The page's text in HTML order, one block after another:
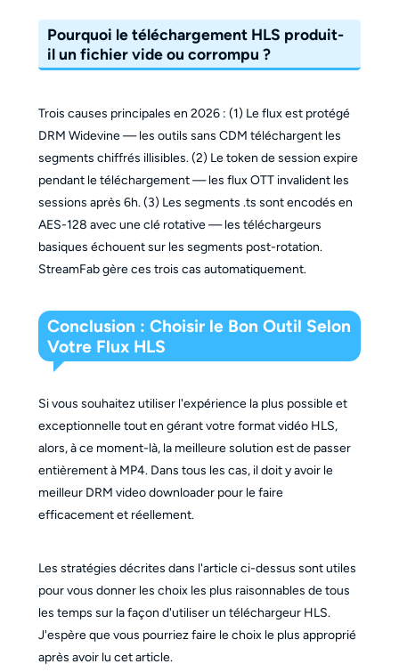
Pourquoi le téléchargement HLS produit-
il un fichier vide ou corrompu ?
Trois causes principales en 2026 : (1) Le flux est protégé
DRM Widevine — les outils sans CDM téléchargent les
segments chiffrés illisibles. (2) Le token de session expire
pendant le téléchargement — les flux OTT invalident les
sessions après 6h. (3) Les segments .ts sont encodés en
AES-128 avec une clé rotative — les téléchargeurs
basiques échouent sur les segments post-rotation.
StreamFab gère ces trois cas automatiquement.
Conclusion : Choisir le Bon Outil Selon
Votre Flux HLS
Si vous souhaitez utiliser l'expérience la plus possible et
exceptionnelle tout en gérant votre format vidéo HLS,
alors, à ce moment-là, la meilleure solution est de passer
entièrement à MP4. Dans tous les cas, il doit y avoir le
meilleur DRM video downloader pour le faire
efficacement et réellement.
Les stratégies décrites dans l'article ci-dessus sont utiles
pour vous donner les choix les plus raisonnables de tous
les temps sur la façon d'utiliser un téléchargeur HLS.
J'espère que vous pourriez faire le choix le plus approprié
après avoir lu cet article.